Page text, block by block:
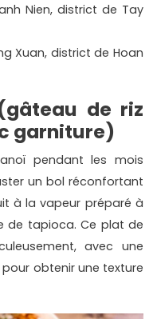
Nien, district de Tay
Xuan, district de Hoan
de riz
garniture)
pendant les mois
un bol réconfortant
à la vapeur préparé à
de tapioca. Ce plat de
avec une
obtenir une texture